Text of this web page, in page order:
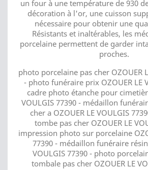
un four à une température de 930
décoration à l'or, une cuisson
nécessaire pour obtenir une
Résistants et inaltérables, les
porcelaine permettent de garder
proches.
photo porcelaine pas cher OZOUER
- photo funéraire prix OZOUER LE
cadre photo étanche pour
VOULGIS 77390 - médaillon
cher a OZOUER LE VOULGIS
tombe pas cher OZOUER LE
impression photo sur porcelaine
77390 - médaillon funéraire
VOULGIS 77390 - photo
tombale pas cher OZOUER LE